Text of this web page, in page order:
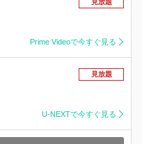
Prime Videoで今すぐ見る
見放題
U-NEXTで今すぐ見る